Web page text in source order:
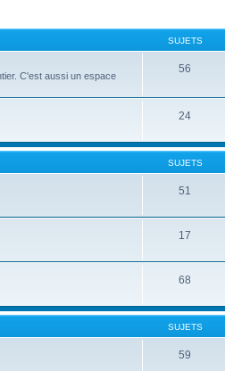
SUJETS
C'est aussi un espace
56
24
SUJETS
51
17
68
SUJETS
59